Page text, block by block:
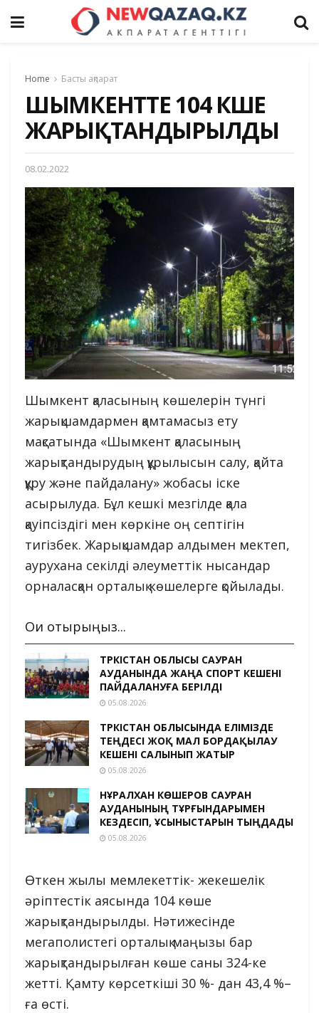
Home Басты ақпарат
ШЫМКЕНТТЕ 104 КӨШЕ
ЖАРЫҚТАНДЫРЫЛДЫ
08.02.2022
Шымкент қаласының көшелерін түнгі
жарықшамдармен қамтамасыз ету
мақсатында «Шымкент қаласының
жарықтандырудың құрылысын салу, қайта
құру және пайдалану» жобасы іске
асырылуда. Бұл кешкі мезгілде қала
қауіпсіздігі мен көркіне оң септігін
тигізбек. Жарықшамдар алдымен мектеп,
аурухана секілді әлеуметтік нысандар
орналасқан орталық көшелерге қойылады.
Оқи отырыңыз...
ТҮРКІСТАН ОБЛЫСЫ САУРАН
АУДАНЫНДА ЖАҢА СПОРТ КЕШЕНІ
ПАЙДАЛАНУҒА БЕРІЛДІ
05.08.2026
ТҮРКІСТАН ОБЛЫСЫНДА ЕЛІМІЗДЕ
ТЕҢДЕСІ ЖОҚ МАЛ БОРДАҚЫЛАУ
КЕШЕНІ САЛЫНЫП ЖАТЫР
05.08.2026
НҰРАЛХАН КӨШЕРОВ САУРАН
АУДАНЫНЫҢ ТҰРҒЫНДАРЫМЕН
КЕЗДЕСІП, ҰСЫНЫСТАРЫН ТЫҢДАДЫ
05.08.2026
Өткен жылы мемлекеттік- жекешелік
әріптестік аясында 104 көше
жарықтандырылды. Нәтижесінде
мегаполистегі орталық маңызы бар
жарықтандырылған көше саны 324-ке
жетті. Қамту көрсеткіші 30 %- дан 43,4 %–
ға өсті.